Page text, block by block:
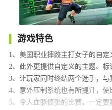
游戏特色
1、美国职业摔跤主打女子的自定
2、此外更提供自定义的主题、标
3、让玩家同时终结两个选手，与
4、意外压制系统也有所提升，使
5、令人血脉偾张的比赛，一定要